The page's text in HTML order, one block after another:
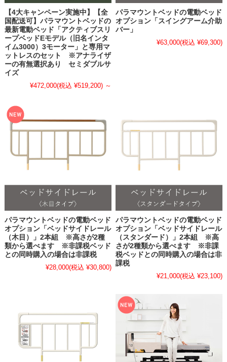
【4大キャンペーン実施中】【全
国配送可】パラマウントベッドの
最新電動ベッド「アクティブスリ
ープベッドEモデル（旧名インタ
イム3000）3モーター」と専用マ
ットレスのセット ※アナライザ
ーの有無選択あり セミダブルサ
イズ
¥472,000(税込 ¥519,200) ～
パラマウントベッドの電動ベッド
オプション「スイングアーム介助
バー」
¥63,000(税込 ¥69,300)
パラマウントベッドの電動ベッド
オプション「ベッドサイドレール
（木目）」2本組 ※高さが2種
類から選べます ※非課税ベッド
との同時購入の場合は非課税
¥28,000(税込 ¥30,800)
パラマウントベッドの電動ベッド
オプション「ベッドサイドレール
（スタンダード）」2本組 ※高
さが2種類から選べます ※非課
税ベッドとの同時購入の場合は非
課税
¥21,000(税込 ¥23,100)